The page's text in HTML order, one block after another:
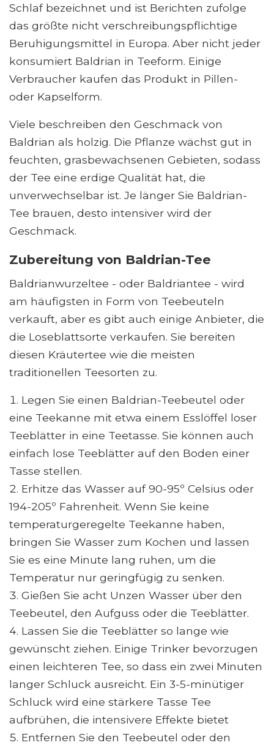
Schlaf bezeichnet und ist Berichten zufolge
das größte nicht verschreibungspflichtige
Beruhigungsmittel in Europa. Aber nicht jeder
konsumiert Baldrian in Teeform. Einige
Verbraucher kaufen das Produkt in Pillen-
oder Kapselform.
Viele beschreiben den Geschmack von
Baldrian als holzig. Die Pflanze wächst gut in
feuchten, grasbewachsenen Gebieten, sodass
der Tee eine erdige Qualität hat, die
unverwechselbar ist. Je länger Sie Baldrian-
Tee brauen, desto intensiver wird der
Geschmack.
Zubereitung von Baldrian-Tee
Baldrianwurzeltee - oder Baldriantee - wird
am häufigsten in Form von Teebeuteln
verkauft, aber es gibt auch einige Anbieter, die
die Loseblattsorte verkaufen. Sie bereiten
diesen Kräutertee wie die meisten
traditionellen Teesorten zu.
Legen Sie einen Baldrian-Teebeutel oder
eine Teekanne mit etwa einem Esslöffel loser
Teeblätter in eine Teetasse. Sie können auch
einfach lose Teeblätter auf den Boden einer
Tasse stellen.
Erhitze das Wasser auf 90-95º Celsius oder
194-205º Fahrenheit. Wenn Sie keine
temperaturgeregelte Teekanne haben,
bringen Sie Wasser zum Kochen und lassen
Sie es eine Minute lang ruhen, um die
Temperatur nur geringfügig zu senken.
Gießen Sie acht Unzen Wasser über den
Teebeutel, den Aufguss oder die Teeblätter.
Lassen Sie die Teeblätter so lange wie
gewünscht ziehen. Einige Trinker bevorzugen
einen leichteren Tee, so dass ein zwei Minuten
langer Schluck ausreicht. Ein 3-5-minütiger
Schluck wird eine stärkere Tasse Tee
aufbrühen, die intensivere Effekte bietet
Entfernen Sie den Teebeutel oder den